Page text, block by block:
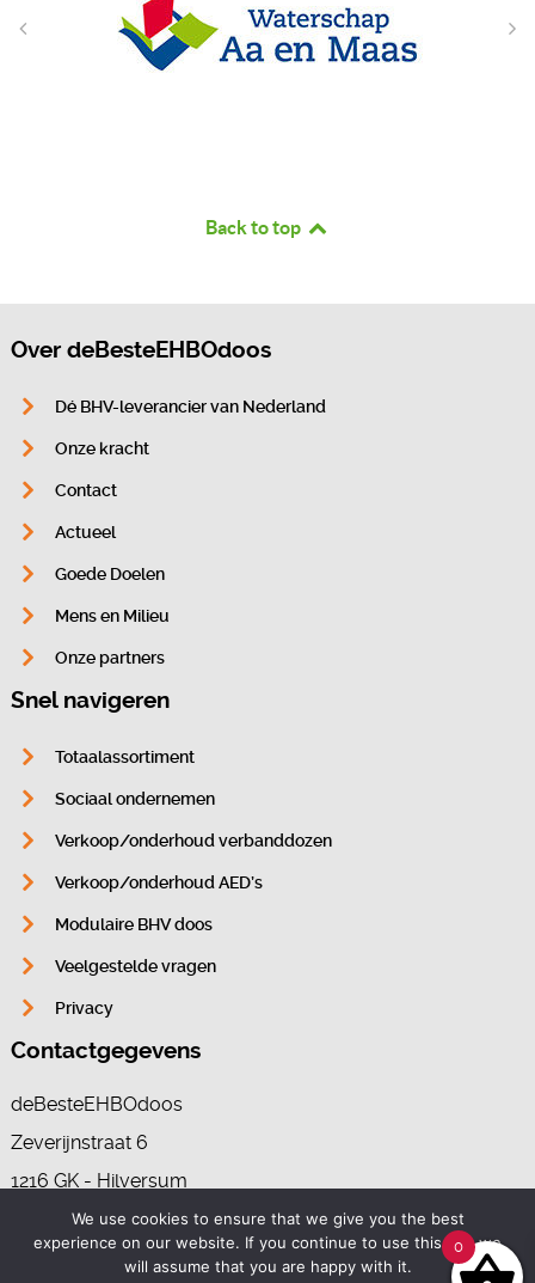
Back to top
Over deBesteEHBOdoos
Dé BHV-leverancier van Nederland
Onze kracht
Contact
Actueel
Goede Doelen
Mens en Milieu
Onze partners
Snel navigeren
Totaalassortiment
Sociaal ondernemen
Verkoop/onderhoud verbanddozen
Verkoop/onderhoud AED’s
Modulaire BHV doos
Veelgestelde vragen
Privacy
Contactgegevens
deBesteEHBOdoos
Zeverijnstraat 6
1216 GK - Hilversum
035-7370265 0
We use cookies to ensure that we give you the best
experience on our website. If you continue to use this site we
will assume that you are happy with it.